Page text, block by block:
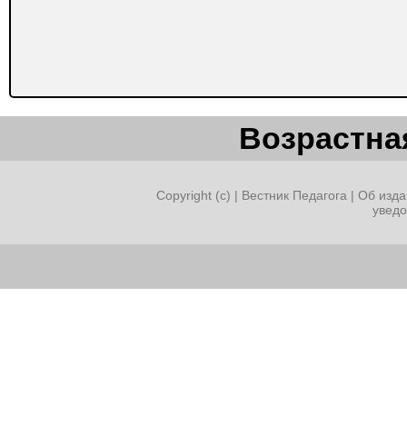
Copyright (c) | Вестник Педагога | Об